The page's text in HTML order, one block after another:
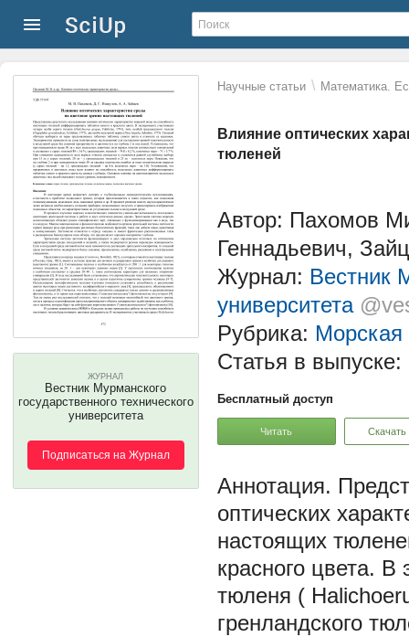
Научные статьи \ Математика.
Влияние оптических
тюленей
ЖУРНАЛ
Вестник Мурманского
государственного технического
университета
Подписаться на Журнал
Автор: Пахомов
Геннадьевич,
Журнал: Вестник
университета
Рубрика: Морская
Статья в выпуске:
Бесплатный доступ
Читать Скачать
оптических
настоящих
красного цвета. В
тюленя (
гренландского